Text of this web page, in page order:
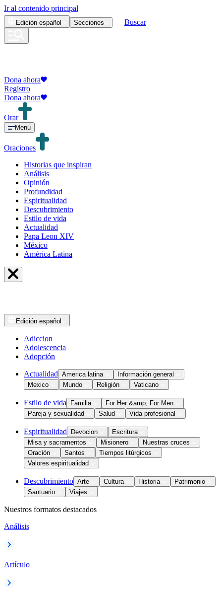
Ir al contenido principal
Edición español Secciones Buscar
Dona ahora
Registro
Dona ahora
Orar
Menú
Oraciones
Historias que inspiran
Análisis
Opinión
Profundidad
Espiritualidad
Descubrimiento
Estilo de vida
Actualidad
Papa Leon XIV
México
América Latina
Edición español
Adiccion
Adolescencia
Adopción
Actualidad America latina
Información general
Mexico
Mundo Religión Vaticano
Estilo de vida Familia
For Her &amp; For Men
Pareja y sexualidad
Salud Vida profesional
Espiritualidad Devocion
Escritura
Misa y sacramentos
Misionero
Nuestras cruces
Oración
Santos
Tiempos litúrgicos
Valores espiritualidad
Descubrimiento Arte Cultura Historia
Patrimonio
Santuario
Viajes
Nuestros formatos destacados
Análisis
Artículo